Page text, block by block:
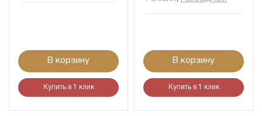
В корзину
Купить в 1 клик
В корзину
Купить в 1 клик